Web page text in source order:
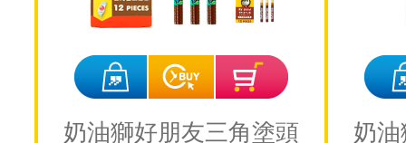
奶油獅好朋友三角塗頭
奶